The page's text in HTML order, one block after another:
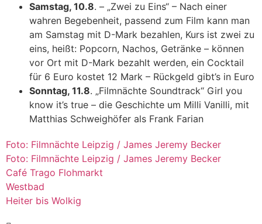
Samstag, 10.8. – „Zwei zu Eins“ – Nach einer
wahren Begebenheit, passend zum Film kann man
am Samstag mit D-Mark bezahlen, Kurs ist zwei zu
eins, heißt: Popcorn, Nachos, Getränke – können
vor Ort mit D-Mark bezahlt werden, ein Cocktail
für 6 Euro kostet 12 Mark – Rückgeld gibt’s in Euro
Sonntag, 11.8. „Filmnächte Soundtrack“ Girl you
know it’s true – die Geschichte um Milli Vanilli, mit
Matthias Schweighöfer als Frank Farian
Foto: Filmnächte Leipzig / James Jeremy Becker
Foto: Filmnächte Leipzig / James Jeremy Becker
Café Trago Flohmarkt
Westbad
Heiter bis Wolkig